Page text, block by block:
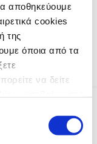
αποθηκεύουμε
cookies
της
όποια από τα
να δείτε
Ολομέλεια της
για τους